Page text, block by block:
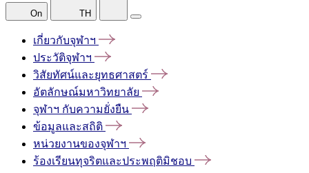
On TH
เกี่ยวกับจุฬาฯ
ประวัติจุฬาฯ
วิสัยทัศน์และยุทธศาสตร์
อัตลักษณ์มหาวิทยาลัย
จุฬาฯ กับความยั่งยืน
ข้อมูลและสถิติ
หน่วยงานของจุฬาฯ
ร้องเรียนทุจริตและประพฤติมิชอบ